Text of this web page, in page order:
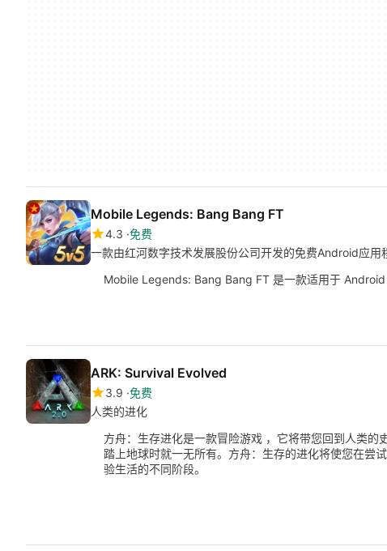
Mobile Legends: Bang Bang FT
4.3 免费
一款由红河数字技术发展股份公司开发的免费Android应用
Mobile Legends: Bang Bang FT 是一款适用于 Android
ARK: Survival Evolved
3.9 免费
人类的进化
方舟：生存进化是一款冒险游戏 ，它将带您回到人类的
踏上地球时就一无所有。方舟：生存的进化将使您在尝
验生活的不同阶段。